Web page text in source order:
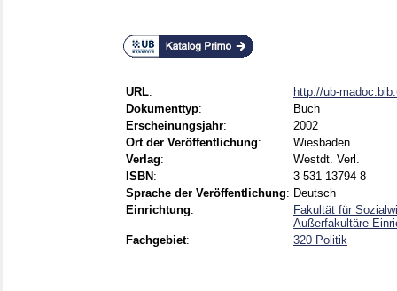
URL:
http://ub-
Dokumenttyp:
Buch
Erscheinungsjahr:
2002
Ort der Veröffentlichung:
Wiesbaden
Verlag:
Westdt. Verl.
ISBN :
3-531-13794-8
Sprache der Veröffentlichung: Deutsch
Einrichtung:
Fakultät für
Außerfakultäre
Fachgebiet: 320 Politik